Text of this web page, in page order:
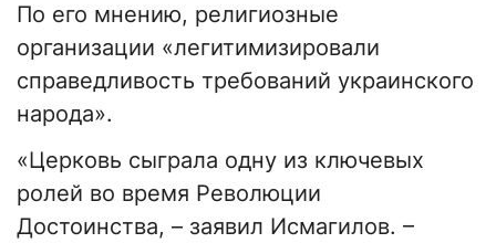
По его мнению, религиозные
организации «легитимизировали
справедливость требований украинского
народа».
«Церковь сыграла одну из ключевых
ролей во время Революции
Достоинства, – заявил Исмагилов. –